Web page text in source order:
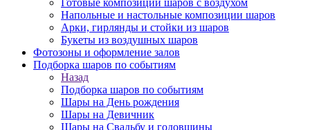
Готовые композиции шаров с воздухом
Напольные и настольные композиции шаров
Арки, гирлянды и стойки из шаров
Букеты из воздушных шаров
Фотозоны и оформление залов
Подборка шаров по событиям
Назад
Подборка шаров по событиям
Шары на День рождения
Шары на Девичник
Шары на Свадьбу и годовщины